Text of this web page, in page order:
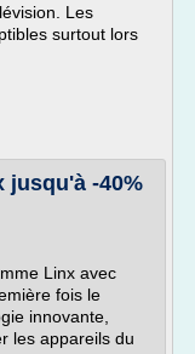
Les
surtout lors
jusqu'à -40%
Linx avec
fois le
innovante,
les appareils du